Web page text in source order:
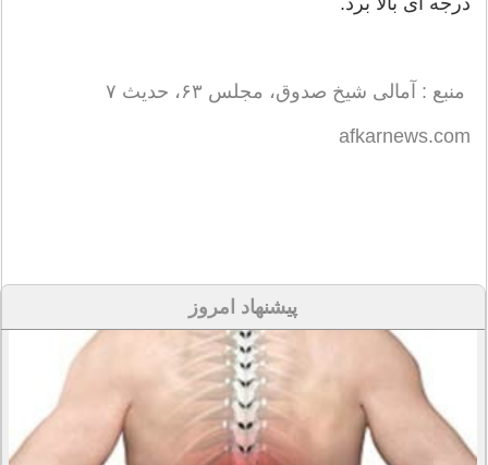
منبع : آمالی شیخ صدوق، مجلس ۶۳، حدیث ۷
afkarnews.com
پیشنهاد امروز